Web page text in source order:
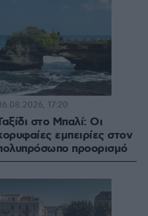
στο Μπαλί: Οι
εμπειρίες στον
προορισμό
17:20